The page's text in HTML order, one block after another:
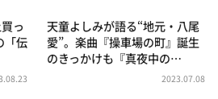
ど・・・
バラエティ！～ やすとものいたっ
っ
「伝
天童よしみが語る“地元・八尾
愛”。楽曲『操車場の町』誕生
のきっかけも『真夜中の…
2023.07.08